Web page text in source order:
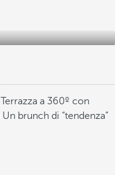
Terrazza a 360º con
Un brunch di “tendenza”